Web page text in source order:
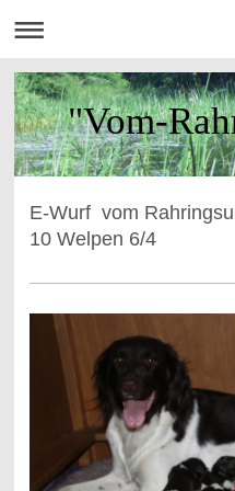
"Vom-
E-Wurf vom
10 Welpen 6/4